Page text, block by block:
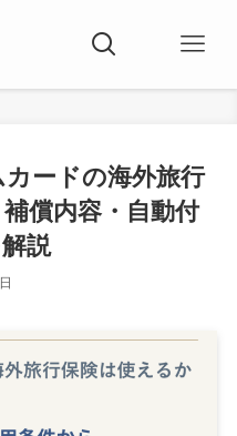
ードの海外旅行
償内容・自動付
説